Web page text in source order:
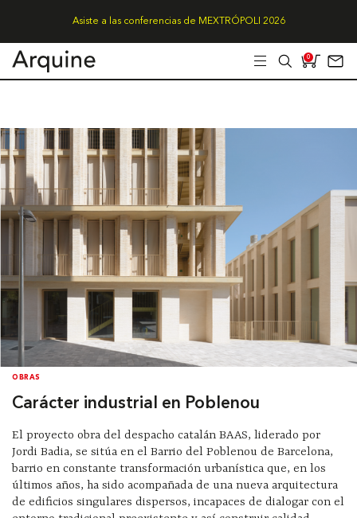
Asiste a las conferencias de MEXTRÓPOLI 2026
0
OBRAS
Carácter industrial en Poblenou
El proyecto obra del despacho catalán BAAS, liderado por
Jordi Badia, se sitúa en el Barrio del Poblenou de Barcelona,
barrio en constante transformación urbanística que, en los
últimos años, ha sido acompañada de una nueva arquitectura
de edificios singulares dispersos, incapaces de dialogar con el